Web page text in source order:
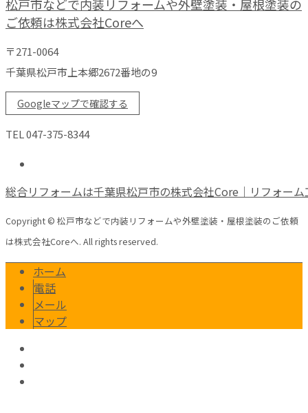
松戸市などで内装リフォームや外壁塗装・屋根塗装の
ご依頼は株式会社Coreへ
〒271-0064
千葉県松戸市上本郷2672番地の9
Googleマップで確認する
TEL 047-375-8344
総合リフォームは千葉県松戸市の株式会社Core｜リフォー
Copyright © 松戸市などで内装リフォームや外壁塗装・屋根塗装のご依頼
は株式会社Coreへ. All rights reserved.
ホーム
電話
メール
マップ